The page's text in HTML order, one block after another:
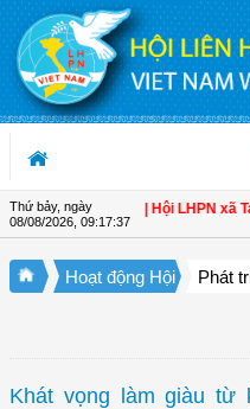
Truy cập nội dung luôn
Thứ bảy, ngày
08/08/2026, 09:17:39
hội viên | Hội LHPN xã Tam
Hoạt động Hội Phát
Khát vọng làm giàu